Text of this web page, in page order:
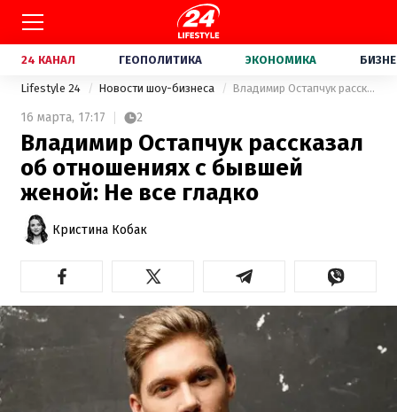
24 КАНАЛ ГЕОПОЛИТИКА ЭКОНОМИКА
Lifestyle 24 Новости шоу-бизнеса Владимир Остапчук рассказал об отношениях с бывшей женой: Не все гладко
16 марта, 17:17 2
Владимир Остапчук рассказал
об отношениях с бывшей
женой: Не все гладко
Кристина Кобак